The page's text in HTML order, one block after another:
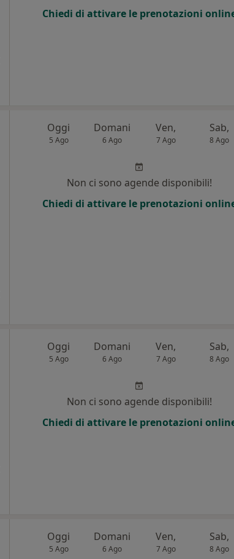
Chiedi di attivare le prenotazioni
Oggi
5 Ago
Domani
6 Ago
Ven,
7 Ago
Sab,
8 Ago
Non ci sono agende disponibili!
Chiedi di attivare le prenotazioni
Oggi
5 Ago
Domani
6 Ago
Ven,
7 Ago
Sab,
8 Ago
Non ci sono agende disponibili!
Chiedi di attivare le prenotazioni
Oggi
5 Ago
Domani
6 Ago
Ven,
7 Ago
Sab,
8 Ago